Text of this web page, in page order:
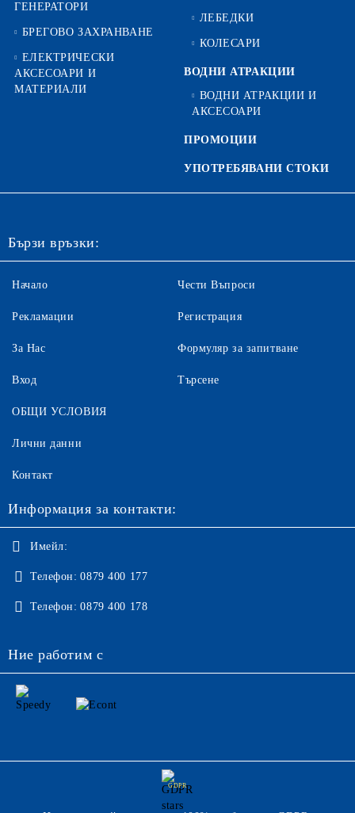
ГЕНЕРАТОРИ
БРЕГОВО ЗАХРАНВАНЕ
ЕЛЕКТРИЧЕСКИ
АКСЕСОАРИ И
МАТЕРИАЛИ
ЛЕБЕДКИ
КОЛЕСАРИ
ВОДНИ АТРАКЦИИ
ВОДНИ АТРАКЦИИ И
АКСЕСОАРИ
ПРОМОЦИИ
УПОТРЕБЯВАНИ СТОКИ
Бързи връзки:
Начало
Рекламации
За Нас
Вход
Чести Въпроси
Регистрация
Формуляр за запитване
Търсене
ОБЩИ УСЛОВИЯ
Лични данни
Контакт
Информация за контакти:
Имейл:
Телефон: 0879 400 177
Телефон: 0879 400 178
Ние работим с
GDPR